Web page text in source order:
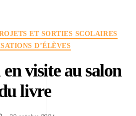
Catégories
ET SORTIES SCOLAIRES
D’ÉLÈVES
en visite au salon
livre